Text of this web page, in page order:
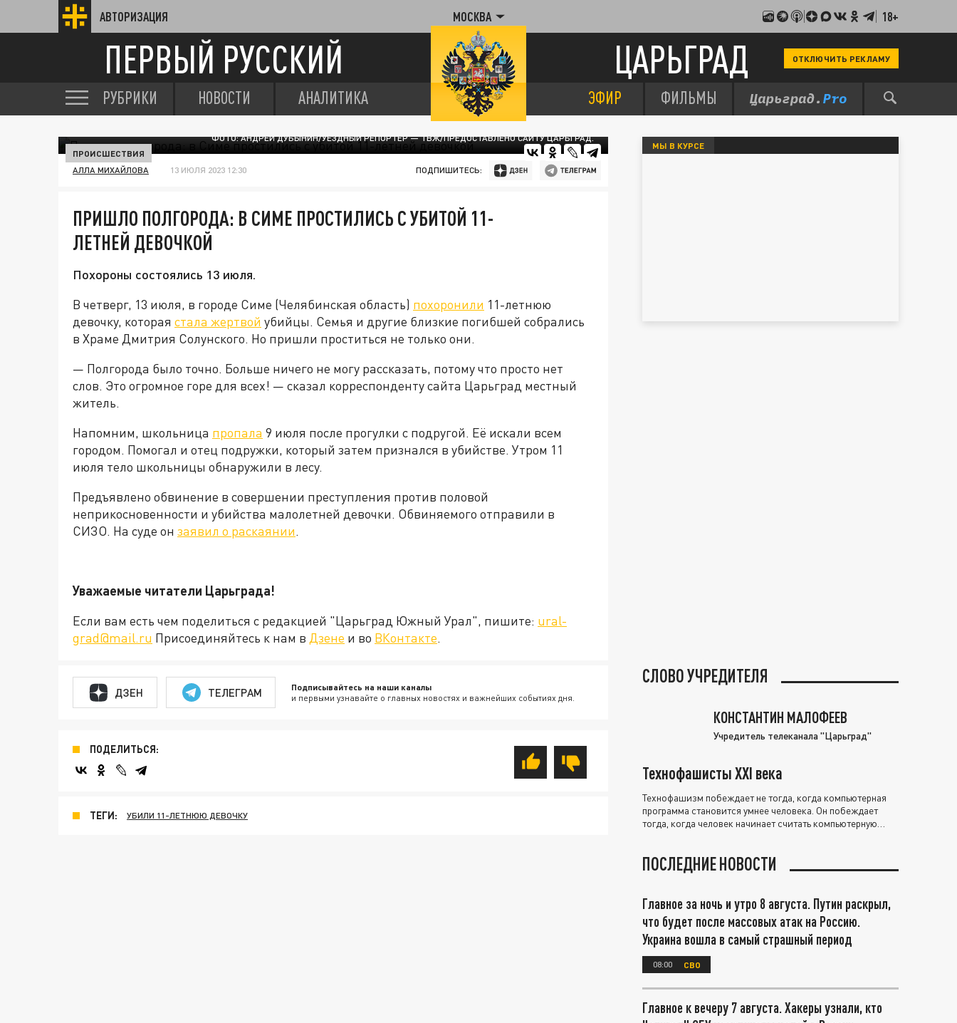
АВТОРИЗАЦИЯ МОСКВА 18+
ПЕРВЫЙ РУССКИЙ ЦАРЬГРАД ОТКЛЮЧИТЬ РЕКЛАМУ
РУБРИКИ НОВОСТИ АНАЛИТИКА ЭФИР ФИЛЬМЫ
ФОТО: АНДРЕЙ ДУБЫНИН/УЕЗДНЫЙ РЕПОРТЁР — ТВЖ/ПРЕДОСТАВЛЕНО САЙТУ ЦАРЬГРАД.
ПРОИСШЕСТВИЯ
АЛЛА МИХАЙЛОВА 13 ИЮЛЯ 2023 12:30 ПОДПИШИТЕСЬ:
ПРИШЛО ПОЛГОРОДА: В СИМЕ ПРОСТИЛИСЬ С УБИТОЙ 11-
ЛЕТНЕЙ ДЕВОЧКОЙ
Похороны состоялись 13 июля.
В четверг, 13 июля, в городе Симе (Челябинская область) похоронили 11-летнюю
девочку, которая стала жертвой убийцы. Семья и другие близкие погибшей собрались
в Храме Дмитрия Солунского. Но пришли проститься не только они.
— Полгорода было точно. Больше ничего не могу рассказать, потому что просто нет
слов. Это огромное горе для всех! — сказал корреспонденту сайта Царьград местный
житель.
Напомним, школьница пропала 9 июля после прогулки с подругой. Её искали всем
городом. Помогал и отец подружки, который затем признался в убийстве. Утром 11
июля тело школьницы обнаружили в лесу.
Предъявлено обвинение в совершении преступ­ления против половой
неприкосновенности и убийства малолетней девочки. Обвиняемого отправили в
СИЗО. На суде он заявил о раскаянии.
Уважаемые читатели Царьграда!
Если вам есть чем поделиться с редакцией "Царьград Южный Урал", пишите: ural-
grad@mail.ru Присоединяйтесь к нам в Дзене и во ВКонтакте.
ДЗЕН ТЕЛЕГРАМ Подписывайтесь на наши каналы
и первыми узнавайте о главных новостях и важнейших событиях дня.
ПОДЕЛИТЬСЯ:
ТЕГИ: УБИЛИ 11-ЛЕТНЮЮ ДЕВОЧКУ
МЫ В КУРСЕ
СЛОВО УЧРЕДИТЕЛЯ
КОНСТАНТИН МАЛОФЕЕВ
Учредитель телеканала "Царьград"
Технофашисты XXI века
Технофашизм побеждает не тогда, когда компьютерная
программа становится умнее человека. Он побеждает
тогда, когда человек начинает считать компьютерную
ПОСЛЕДНИЕ НОВОСТИ
Главное за ночь и утро 8 августа. Путин раскрыл,
что будет после массовых атак на Россию.
Украина вошла в самый страшный период
08:00 СВО
Главное к вечеру 7 августа. Хакеры узнали, кто